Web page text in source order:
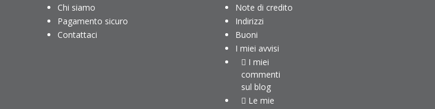
Chi siamo
Pagamento sicuro
Contattaci
Note di credito
Indirizzi
Buoni
I miei avvisi
I miei
commenti
sul blog
Le mie